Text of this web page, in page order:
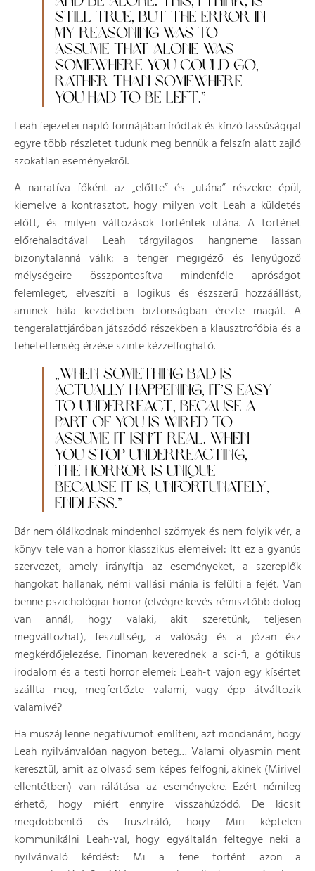
STILL TRUE, BUT THE ERROR IN
MY REASONING WAS TO
ASSUME THAT ALONE WAS
SOMEWHERE YOU COULD GO,
RATHER THAN SOMEWHERE
YOU HAD TO BE LEFT.”
Leah fejezetei napló formájában íródtak és kínzó lassúsággal
egyre több részletet tudunk meg bennük a felszín alatt zajló
szokatlan eseményekről.
A narratíva főként az „előtte” és „utána” részekre épül,
kiemelve a kontrasztot, hogy milyen volt Leah a küldetés
előtt, és milyen változások történtek utána. A történet
előrehaladtával Leah tárgyilagos hangneme lassan
bizonytalanná válik: a tenger megigéző és lenyűgöző
mélységeire összpontosítva mindenféle apróságot
felemleget, elveszíti a logikus és észszerű hozzáállást,
aminek hála kezdetben biztonságban érezte magát. A
tengeralattjáróban játszódó részekben a klausztrofóbia és a
tehetetlenség érzése szinte kézzelfogható.
„WHEN SOMETHING BAD IS
ACTUALLY HAPPENING, IT’S EASY
TO UNDERREACT, BECAUSE A
PART OF YOU IS WIRED TO
ASSUME IT ISN’T REAL. WHEN
YOU STOP UNDERREACTING,
THE HORROR IS UNIQUE
BECAUSE IT IS, UNFORTUNATELY,
ENDLESS.”
Bár nem ólálkodnak mindenhol szörnyek és nem folyik vér, a
könyv tele van a horror klasszikus elemeivel: Itt ez a gyanús
szervezet, amely irányítja az eseményeket, a szereplők
hangokat hallanak, némi vallási mánia is felülti a fejét. Van
benne pszichológiai horror (elvégre kevés rémisztőbb dolog
van annál, hogy valaki, akit szeretünk, teljesen
megváltozhat), feszültség, a valóság és a józan ész
megkérdőjelezése. Finoman keverednek a sci-fi, a gótikus
irodalom és a testi horror elemei: Leah-t vajon egy kísértet
szállta meg, megfertőzte valami, vagy épp átváltozik
valamivé?
Ha muszáj lenne negatívumot említeni, azt mondanám, hogy
Leah nyilvánvalóan nagyon beteg… Valami olyasmin ment
keresztül, amit az olvasó sem képes felfogni, akinek (Mirivel
ellentétben) van rálátása az eseményekre. Ezért némileg
érhető, hogy miért ennyire visszahúzódó. De kicsit
megdöbbentő és frusztráló, hogy Miri képtelen
kommunikálni Leah-val, hogy egyáltalán feltegye neki a
nyilvánvaló kérdést: Mi a fene történt azon a